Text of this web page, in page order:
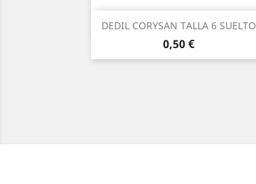
DEDIL CORYSAN TALLA 6 SUELTO
Precio
0,50 €
Vista rápida